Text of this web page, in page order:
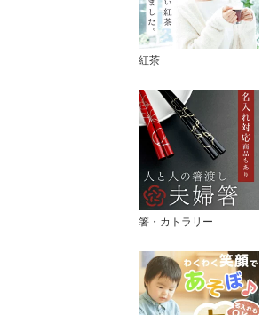
紅茶
箸・カトラリー